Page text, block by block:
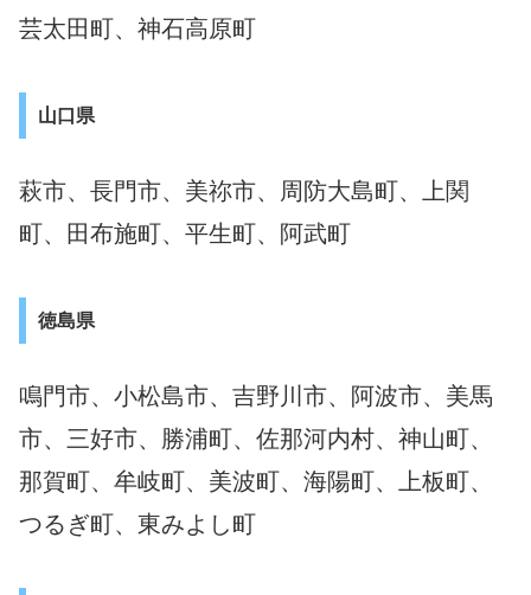
芸太田町、神石高原町
山口県
萩市、長門市、美祢市、周防大島町、上関
町、田布施町、平生町、阿武町
徳島県
鳴門市、小松島市、吉野川市、阿波市、美馬
市、三好市、勝浦町、佐那河内村、神山町、
那賀町、牟岐町、美波町、海陽町、上板町、
つるぎ町、東みよし町